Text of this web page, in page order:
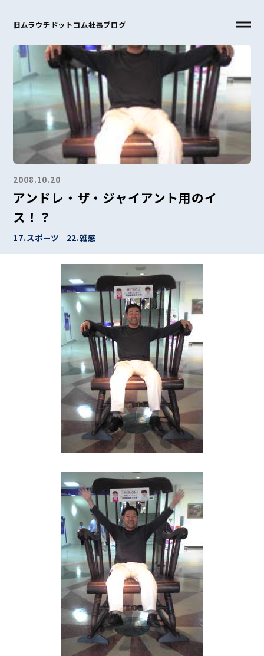
旧ムラウチドットコム社長ブログ
2008.10.20
アンドレ・ザ・ジャイアント用のイ
ス！？
17.スポーツ 22.雑感